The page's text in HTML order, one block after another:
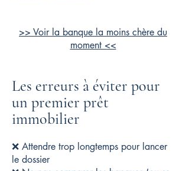
>> Voir la banque la moins chère du
moment <<
Les erreurs à éviter pour
un premier prêt
immobilier
❌ Attendre trop longtemps pour lancer
le dossier